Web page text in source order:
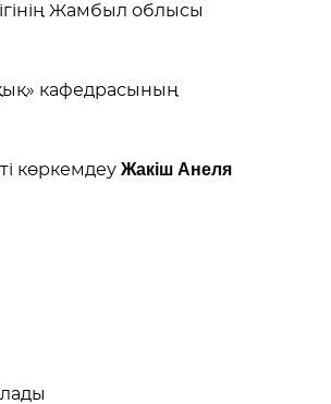
Жамбыл облысы
кафедрасының
көркемдеуЖакіш Анеля